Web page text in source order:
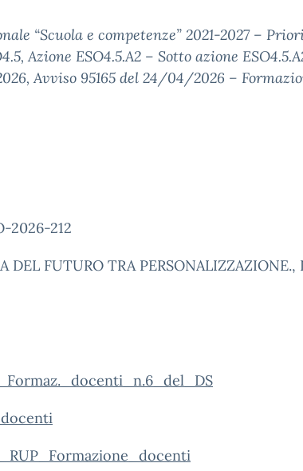
“Scuola e competenze” 2021-2027 –
Azione ESO4.5.A2 – Sotto azione
Avviso 95165 del 24/04/2026 –
2026-212
DEL FUTURO TRA